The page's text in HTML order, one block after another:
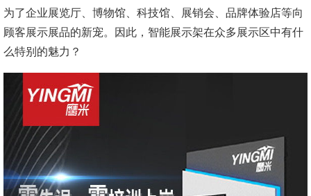
为了企业展览厅、博物馆、科技馆、展销会、品牌体验店等向
顾客展示展品的新宠。因此，智能展示架在众多展示区中有什
么特别的魅力？